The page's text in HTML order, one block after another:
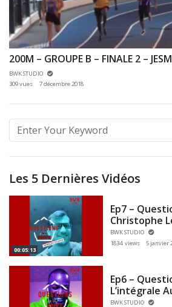
BWK STUDIO
309 vues
7 décembre 2018
Les 5 Dernières Vidéos
00:05:13
Ep7 –
Christophe
BWK STUDIO
1834 views
5 janvier
Ep6 –
L’intégrale
BWK STUDIO